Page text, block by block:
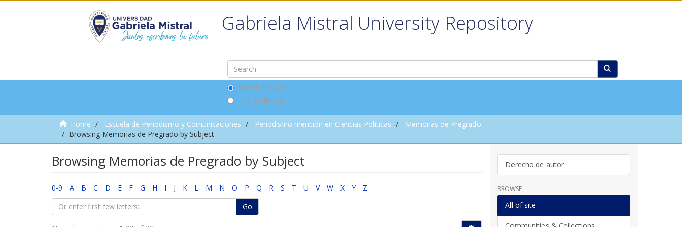
Gabriela Mistral University Repository
Search DSpace
This Collection
Home Escuela de Periodismo y Comunicaciones Periodismo mención en Ciencias Políticas
Memorias de Pregrado
Browsing Memorias de Pregrado by Subject
Browsing Memorias de Pregrado by Subject
0-9 A B C D E F G H I J K L M N O P Q R S T U V W X Y
Z
Go
Derecho de autor
BROWSE
All of site